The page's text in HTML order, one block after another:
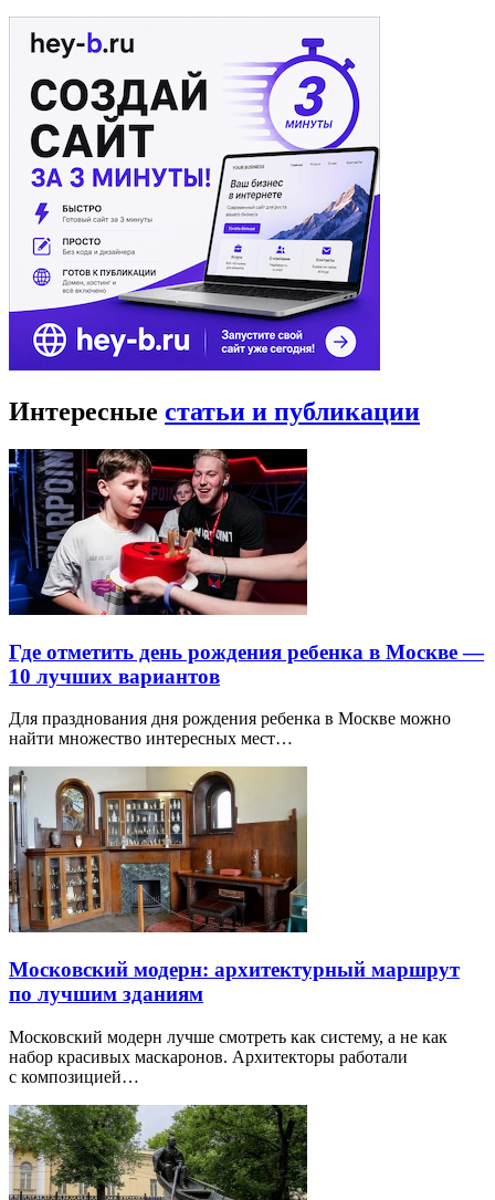
Интересные статьи и публикации
Где отметить день рождения ребенка в Москве —
10 лучших вариантов
Для празднования дня рождения ребенка в Москве можно
найти множество интересных мест…
Московский модерн: архитектурный маршрут
по лучшим зданиям
Московский модерн лучше смотреть как систему, а не как
набор красивых маскаронов. Архитекторы работали
с композицией…